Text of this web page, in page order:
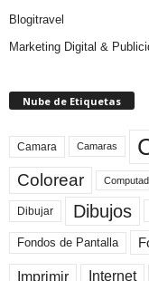
Blogitravel
Marketing Digital &
Nube de Etiquetas
Camara Camaras
Colorear
Dibujar Dibujos
Fondos de Pantalla
Imprimir Internet